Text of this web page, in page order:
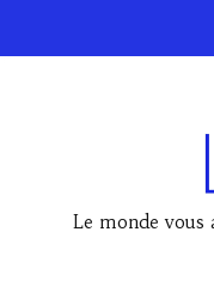
Le monde vous